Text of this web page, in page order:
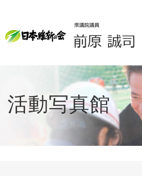
前原誠司（衆議院議
活動写真館